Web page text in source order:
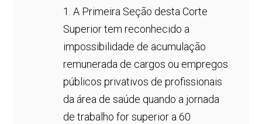
1. A Primeira Seção desta Corte
Superior tem reconhecido a
impossibilidade de acumulação
remunerada de cargos ou empregos
públicos privativos de profissionais
da área de saúde quando a jornada
de trabalho for superior a 60